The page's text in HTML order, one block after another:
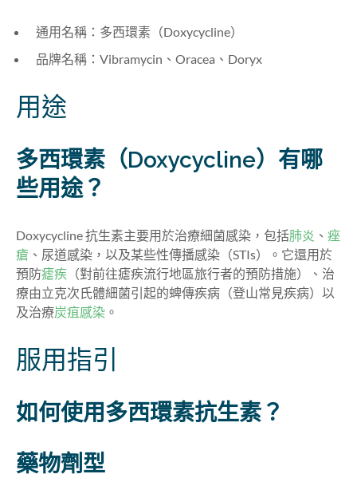
通用名稱：多西環素（Doxycycline）
品牌名稱：Vibramycin、Oracea、Doryx
用途
多西環素（Doxycycline）有哪
些用途？
Doxycycline 抗生素主要用於治療細菌感染，包括肺炎 、 痤
瘡 、尿道感染，以及某些性傳播感染（STIs）。它還用於
預防瘧疾 （對前往瘧疾流行地區旅行者的預防措施）、治
療由立克次氏體細菌引起的蜱傳疾病（登山常見疾病）以
及治療炭疽感染 。
服用指引
如何使用多西環素抗生素？
藥物劑型